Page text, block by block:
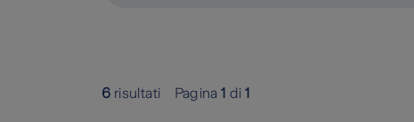
6 risultati Pagina1 di1